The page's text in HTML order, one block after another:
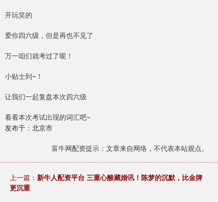
开玩笑的
爱你四六级，但是再也不见了
万一咱们就考过了呢！
小贴士到~！
让我们一起复盘本次四六级
看看本次考试出现的词汇吧~
发布于：北京市
富牛网配资提示：文章来自网络，不代表本站观点。
上一篇： 新牛人配资平台 三重心酸藏婚讯！陈梦的沉默，比金牌
更沉重